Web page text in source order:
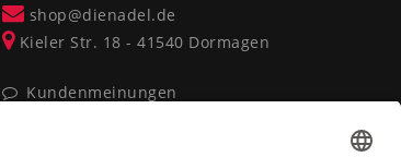
shop@dienadel.de
Kieler Str. 18 - 41540 Dormagen
Kundenmeinungen